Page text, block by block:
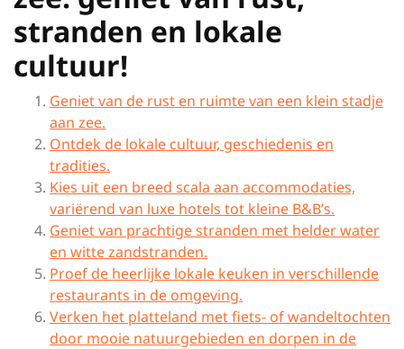
stranden en lokale
cultuur!
Geniet van de rust en ruimte van een klein stadje
aan zee.
Ontdek de lokale cultuur, geschiedenis en
tradities.
Kies uit een breed scala aan accommodaties,
variërend van luxe hotels tot kleine B&B’s.
Geniet van prachtige stranden met helder water
en witte zandstranden.
Proef de heerlijke lokale keuken in verschillende
restaurants in de omgeving.
Verken het platteland met fiets- of wandeltochten
door mooie natuurgebieden en dorpen in de